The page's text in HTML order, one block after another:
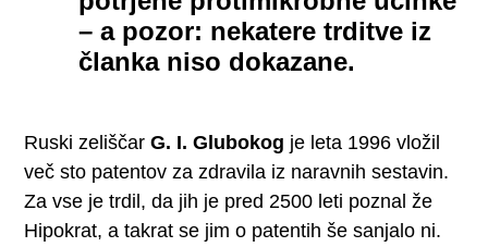
– a pozor: nekatere trditve iz
članka niso dokazane.
Ruski zeliščarG. I. Glubokog je leta 1996 vložil
več sto patentov za zdravila iz naravnih sestavin.
Za vse je trdil, da jih je pred 2500 leti poznal že
Hipokrat, a takrat se jim o patentih še sanjalo ni.